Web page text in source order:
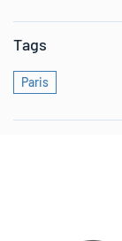
Tags
Paris